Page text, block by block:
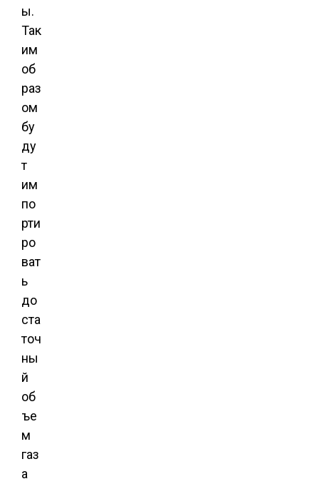
ы.
Так
им
об
раз
ом
бу
ду
т
им
по
рти
ро
ват
ь
до
ста
точ
ны
й
об
ъе
м
газ
а